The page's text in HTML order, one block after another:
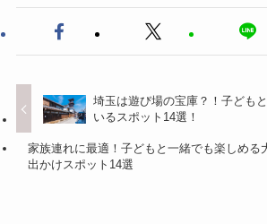
埼玉は遊び場の宝庫？！子ども
いるスポット14選！
家族連れに最適！子どもと一緒でも楽しめる
出かけスポット14選